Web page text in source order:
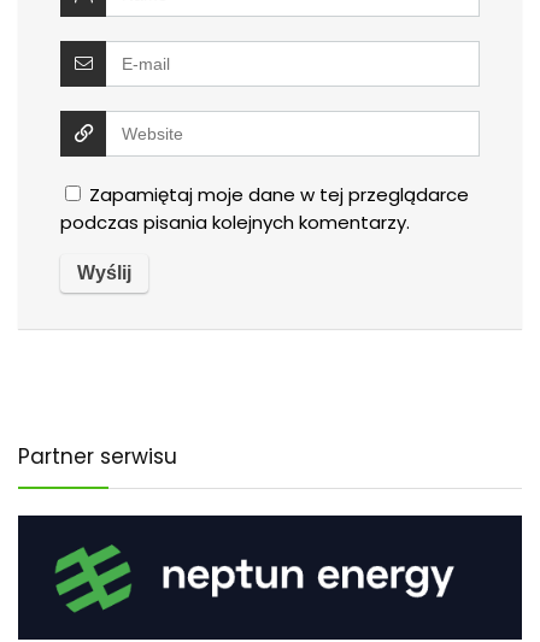
Zapamiętaj moje dane w tej przeglądarce
podczas pisania kolejnych komentarzy.
Partner serwisu